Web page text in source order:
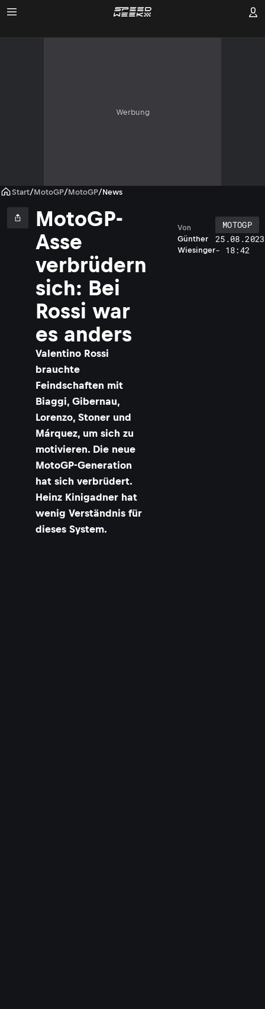
Werbung
Start/MotoGP/MotoGP/News
MotoGP-
Asse
verbrüdern
sich: Bei
Rossi war
es anders
Valentino Rossi
brauchte
Feindschaften mit
Biaggi, Gibernau,
Lorenzo, Stoner und
Márquez, um sich zu
motivieren. Die neue
MotoGP-Generation
hat sich verbrüdert.
Heinz Kinigadner hat
wenig Verständnis für
dieses System.
Günther
Wiesinger
Von
MOTOGP
25.08.2023
- 18:42